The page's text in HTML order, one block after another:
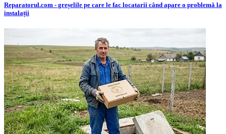
Reparatorul.com - greșelile pe care le fac locatarii când apare o problemă la
instalații